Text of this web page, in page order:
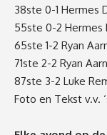
38ste 0-1 Hermes
55ste 0-2 Hermes
65ste 1-2 Ryan
71ste 2-2 Ryan
87ste 3-2 Luke
Foto en Tekst v.v.